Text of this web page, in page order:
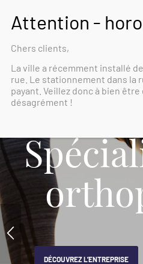
en
CONTACTEZ-NOUS
Chers clients,
La ville a récemment installé
rue. Le stationnement dans la
payant. Veillez donc à bien
désagrément !